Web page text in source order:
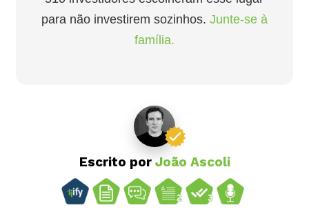
para não investirem sozinhos. Junte-se à
família.
Escrito por João Ascoli